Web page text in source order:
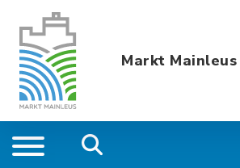
Markt Mainleus